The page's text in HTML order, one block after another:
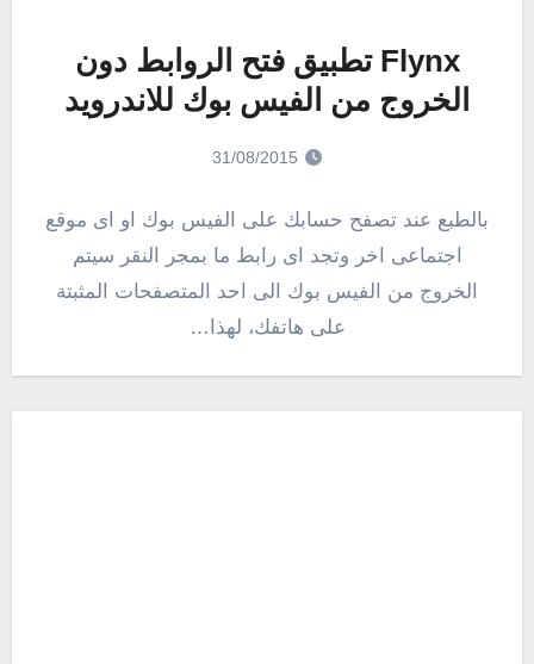
Flynx تطبيق فتح الروابط دون
الخروج من الفيس بوك للاندرويد
31/08/2015
بالطبع عند تصفح حسابك على الفيس بوك او اى موقع
اجتماعى اخر وتجد اى رابط ما بمجر النقر سيتم
الخروج من الفيس بوك الى احد المتصفحات المثبتة
على هاتفك، لهذا…